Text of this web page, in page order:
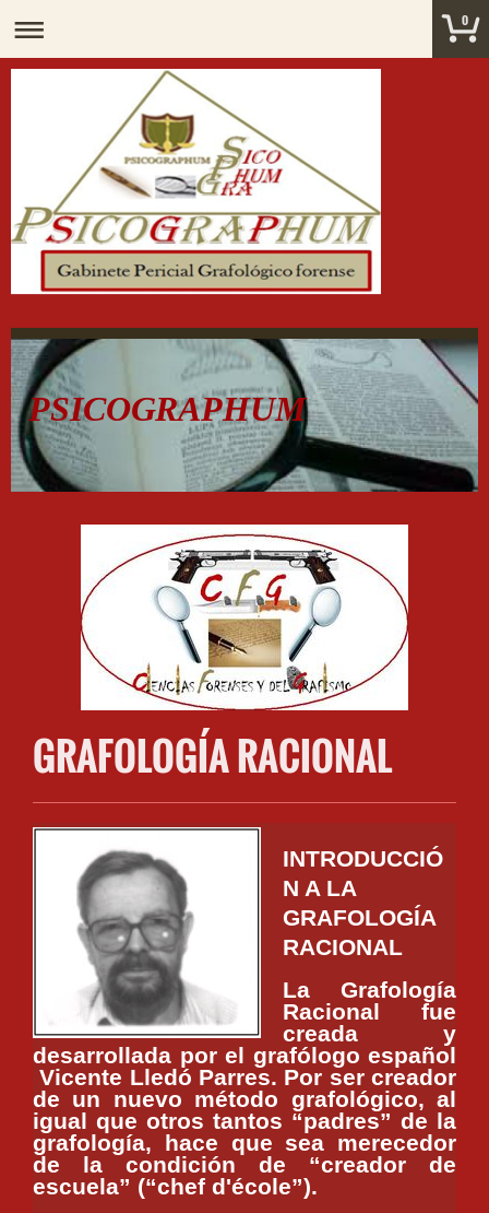
0
PSICOGRAPHUM
GRAFOLOGÍA RACIONAL
INTRODUCCIÓ
N A LA
GRAFOLOGÍA
RACIONAL
La Grafología
Racional fue
creada y
desarrollada por el grafólogo español
Vicente Lledó Parres. Por ser creador
de un nuevo método grafológico, al
igual que otros tantos “padres” de la
grafología, hace que sea merecedor
de la condición de “creador de
escuela” (“chef d'école”).